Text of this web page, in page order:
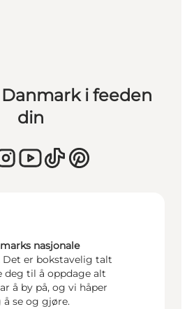
i feeden
din
nasjonale
Det er bokstavelig talt
deg til å oppdage alt
å by på, og vi håper
se og gjøre.